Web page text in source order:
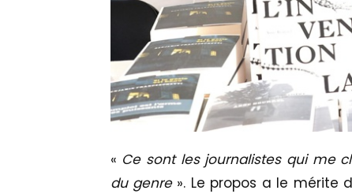
« Ce sont les journalistes qui me
du genre». Le propos a le mérite